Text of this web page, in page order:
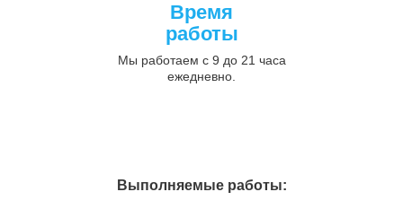
Время
работы
Мы работаем с 9 до 21 часа
ежедневно.
Выполняемые работы: